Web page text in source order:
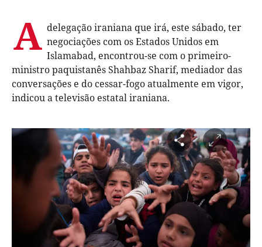
A delegação iraniana que irá, este sábado, ter
negociações com os Estados Unidos em
Islamabad, encontrou-se com o primeiro-
ministro paquistanês Shahbaz Sharif, mediador das
conversações e do cessar-fogo atualmente em vigor,
indicou a televisão estatal iraniana.